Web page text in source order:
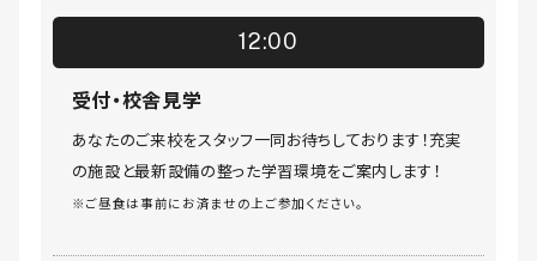
12:00
受付・校舎見学
あなたのご来校をスタッフ一同お待ちしております！充実
の施設と最新設備の整った学習環境をご案内します！
※ご昼食は事前にお済ませの上ご参加ください。